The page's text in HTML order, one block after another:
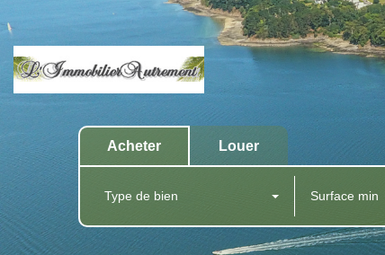
Acheter Louer
Type de bien